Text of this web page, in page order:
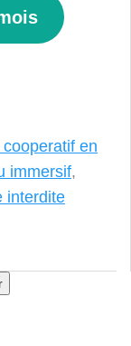
cooperatif en
immersif,
interdite